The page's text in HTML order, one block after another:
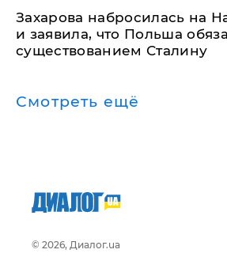
​Захарова набросилась на
и заявила, что Польша
существованием Сталину
Смотреть ещё
© 2026, Диалог.ua